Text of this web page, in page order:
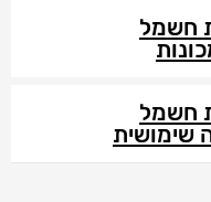
חשמל
חשמל
שימושית